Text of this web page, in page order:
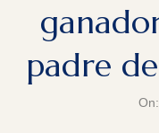
padre
On: